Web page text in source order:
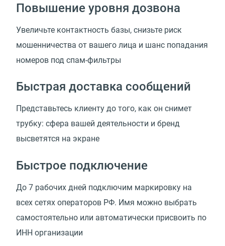
Повышение уровня дозвона
Увеличьте контактность базы, снизьте риск
мошенничества от вашего лица и шанс попадания
номеров под спам-фильтры
Быстрая доставка сообщений
Представьтесь клиенту до того, как он снимет
трубку: сфера вашей деятельности и бренд
высветятся на экране
Быстрое подключение
До 7 рабочих дней подключим маркировку на
всех сетях операторов РФ. Имя можно выбрать
самостоятельно или автоматически присвоить по
ИНН организации